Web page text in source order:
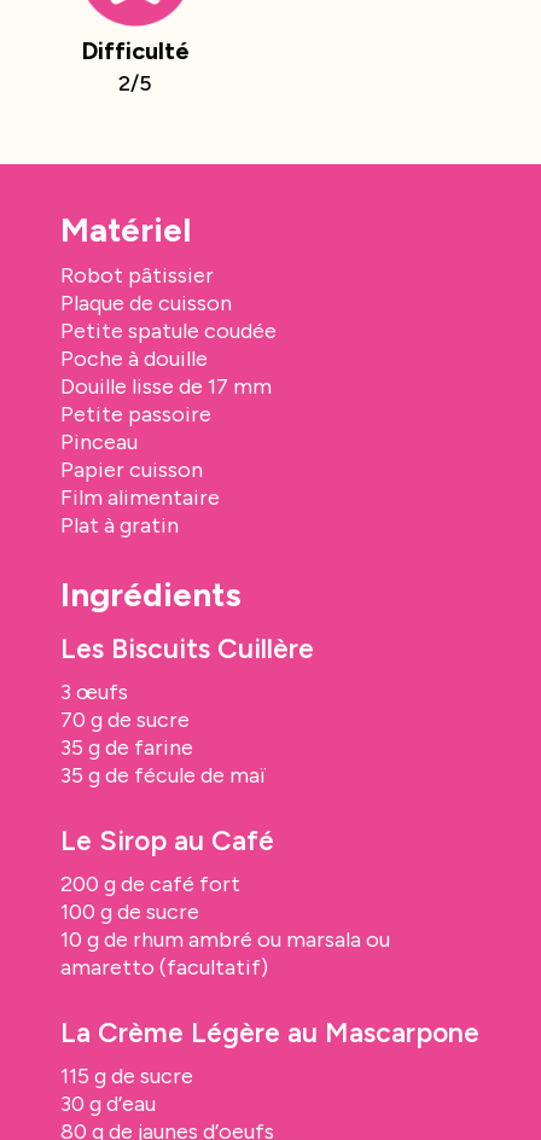
Difficulté
2/5
Matériel
Robot pâtissier
Plaque de cuisson
Petite spatule coudée
Poche à douille
Douille lisse de 17 mm
Petite passoire
Pinceau
Papier cuisson
Film alimentaire
Plat à gratin
Ingrédients
Les Biscuits Cuillère
3 œufs
70 g de sucre
35 g de farine
35 g de fécule de maï
Le Sirop au Café
200 g de café fort
100 g de sucre
10 g de rhum ambré ou marsala ou
amaretto (facultatif)
La Crème Légère au Mascarpone
115 g de sucre
30 g d’eau
80 g de jaunes d’oeufs